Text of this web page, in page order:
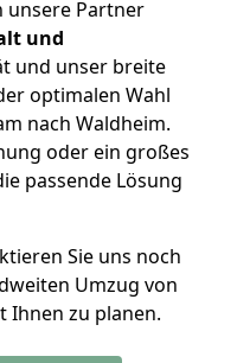
unsere Partner
und
und unser breite
optimalen Wahl
nach Waldheim.
oder ein großes
passende Lösung
Sie uns noch
Umzug von
Ihnen zu planen.